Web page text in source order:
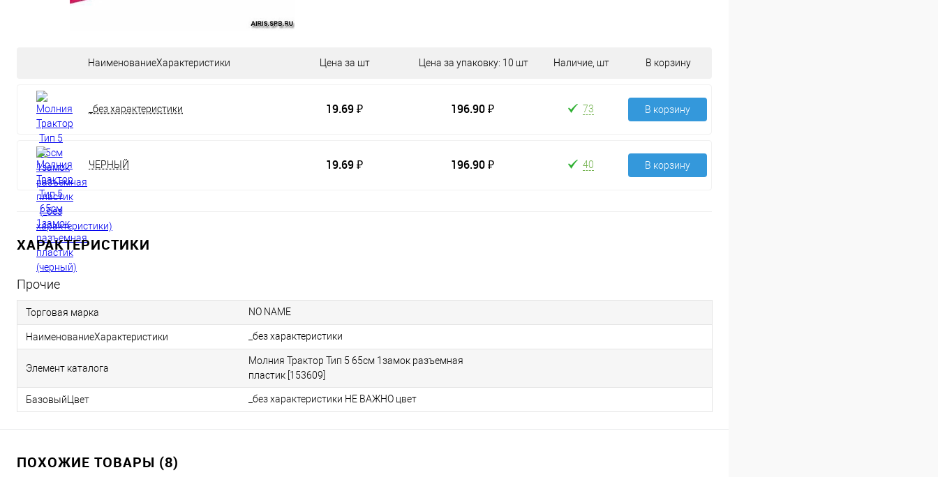
НаименованиеХарактеристики Цена за шт Цена за упаковку: 10 шт Наличие, шт В корзину
_без характеристики 19.69 ₽ 196.90 ₽ 73 В корзину
ЧЕРНЫЙ 19.69 ₽ 196.90 ₽ 40 В корзину
ХАРАКТЕРИСТИКИ
Прочие
Торговая марка NO NAME
НаименованиеХарактеристики _без характеристики
Элемент каталога
Молния Трактор Тип 5 65см 1замок разъемная
пластик [153609]
БазовыйЦвет _без характеристики НЕ ВАЖНО цвет
ПОХОЖИЕ ТОВАРЫ (8)